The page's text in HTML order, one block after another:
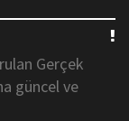
Gerçek
güncel ve